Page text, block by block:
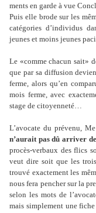
ments en garde à vue
Puis elle brode sur les
caté­go­ries d’indi­vi­dus
jeunes et moins jeunes
Le «comme chacun sait»
que par sa dif­fu­sion
ferme, alors qu’en
mois ferme, avec
stage de citoyen­neté…
L’avo­cate du pré­venu,
n’aurait pas dû arri­ver
procès-ver­baux des flics
veut dire soit que les
trouvé exac­te­ment les
nous fera pen­cher sur la
selon les mots de
mais sim­ple­ment une